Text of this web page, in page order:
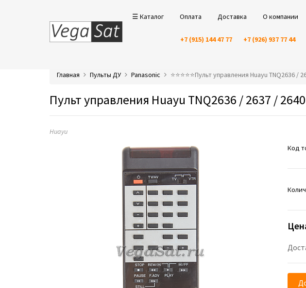
☰ Каталог Оплата Доставка О компании
+7 (915) 144 47 77 +7 (926) 937 77 44
Главная Пульты ДУ Panasonic ⭐️⭐️⭐️⭐️⭐️Пульт управления Huayu TNQ2636
Пульт управления Huayu TNQ2636 / 2637 /
Huayu
Код